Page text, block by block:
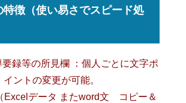
特徴（使い易さでスピード処
録等の所見欄 ：個人ごとに文字ポ
イントの変更が可能。
Excelデータ またword文 コピー＆